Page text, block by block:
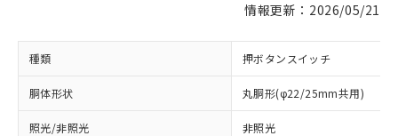
情報更新：2026/05/21
種類 押ボタンスイッチ
胴体形状 丸胴形(φ22/25mm共用)
照光/非照光 非照光